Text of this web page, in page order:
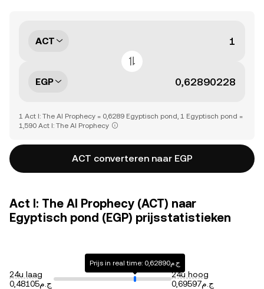
ACT
EGP
1 Act I: The AI Prophecy = 0,6289 Egyptisch pond, 1 Egyptisch pond =
1,590 Act I: The AI Prophecy
ACT converteren naar EGP
Act I: The AI Prophecy (ACT) naar
Egyptisch pond (EGP) prijsstatistieken
24u laag
ج.م0,48105
Prijs in real time: ج.م0,62890
24u hoog
ج.م0,69597